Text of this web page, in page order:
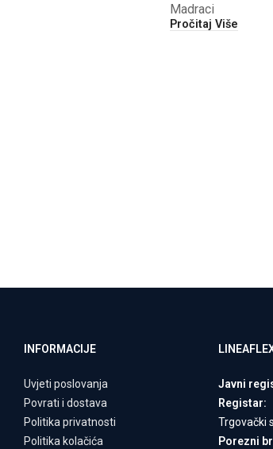
Madraci
Pročitaj Više
INFORMACIJE
Uvjeti poslovanja
Povrati i dostava
Politika privatnosti
Politika kolačića
Javni
Registar:
Trgovački
Porezni